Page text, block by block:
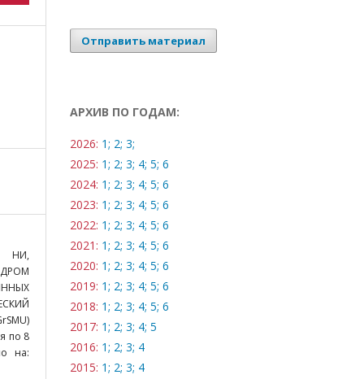
НИ,
по 8
на:
Отправить материал
АРХИВ ПО ГОДАМ:
2026: 1; 2; 3;
2025: 1; 2; 3; 4; 5; 6
2024: 1; 2; 3; 4; 5; 6
2023: 1; 2; 3; 4; 5; 6
2022: 1; 2; 3; 4; 5; 6
2021: 1; 2; 3; 4; 5; 6
2020: 1; 2; 3; 4; 5; 6
2019: 1; 2; 3; 4; 5; 6
2018: 1; 2; 3; 4; 5; 6
2017: 1; 2; 3; 4; 5
2016: 1; 2; 3; 4
2015: 1; 2; 3; 4